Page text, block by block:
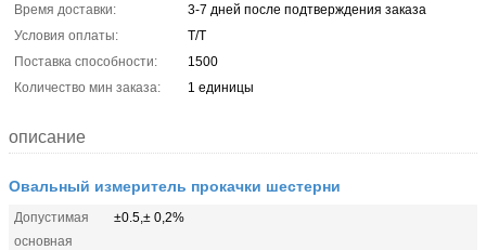
Время доставки:
3-7 дней после подтверждения заказа
Условия оплаты:
T/T
Поставка способности:
1500
Количество мин заказа:
1 единицы
описание
Овальный измеритель прокачки шестерни
Допустимая
основная
±0.5,± 0,2%